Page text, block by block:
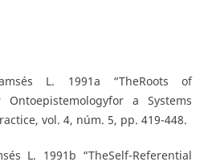
L. 1991a “TheRoots of
Ontoepistemologyfor a Systems
vol. 4, núm. 5, pp. 419-448.
L. 1991b “TheSelf-Referential